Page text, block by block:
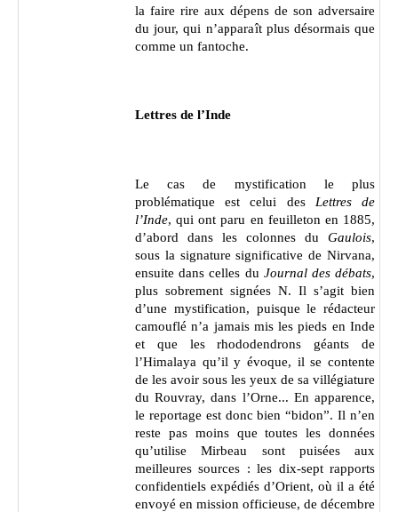
la faire rire aux dépens de son adversaire
du jour, qui n’apparaît plus désormais que
comme un fantoche.
Lettres de l’Inde
Le cas de mystification le plus
problématique est celui des Lettres de
l’Inde, qui ont paru en feuilleton en 1885,
d’abord dans les colonnes du Gaulois,
sous la signature significative de Nirvana,
ensuite dans celles du Journal des débats,
plus sobrement signées N. Il s’agit bien
d’une mystification, puisque le rédacteur
camouflé n’a jamais mis les pieds en Inde
et que les rhododendrons géants de
l’Himalaya qu’il y évoque, il se contente
de les avoir sous les yeux de sa villégiature
du Rouvray, dans l’Orne... En apparence,
le reportage est donc bien “bidon”. Il n’en
reste pas moins que toutes les données
qu’utilise Mirbeau sont puisées aux
meilleures sources : les dix-sept rapports
confidentiels expédiés d’Orient, où il a été
envoyé en mission officieuse, de décembre